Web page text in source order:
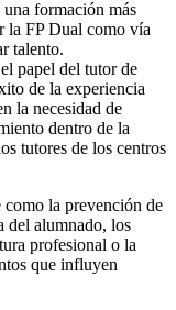
formación más
la FP Dual como vía
talento.
papel del tutor de
de la experiencia
la necesidad de
dentro de la
tutores de los centros
como la prevención de
del alumnado, los
profesional o la
que influyen